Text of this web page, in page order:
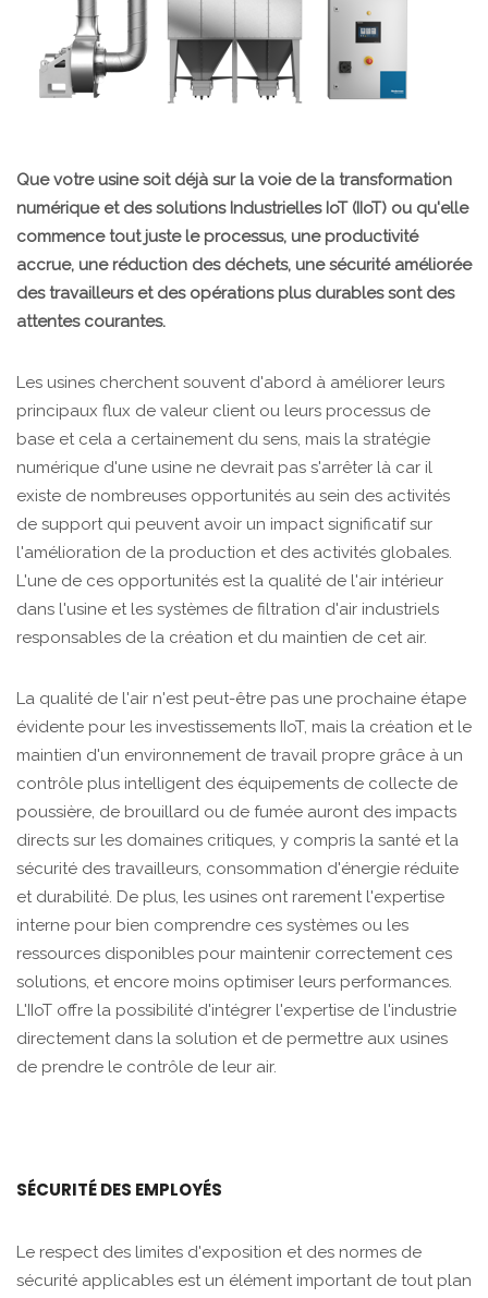
Que votre usine soit déjà sur la voie de la transformation
numérique et des solutions Industrielles IoT (IIoT) ou qu'elle
commence tout juste le processus, une productivité
accrue, une réduction des déchets, une sécurité améliorée
des travailleurs et des opérations plus durables sont des
attentes courantes.
Les usines cherchent souvent d'abord à améliorer leurs
principaux flux de valeur client ou leurs processus de
base et cela a certainement du sens, mais la stratégie
numérique d'une usine ne devrait pas s'arrêter là car il
existe de nombreuses opportunités au sein des activités
de support qui peuvent avoir un impact significatif sur
l'amélioration de la production et des activités globales.
L'une de ces opportunités est la qualité de l'air intérieur
dans l'usine et les systèmes de filtration d'air industriels
responsables de la création et du maintien de cet air.
La qualité de l'air n'est peut-être pas une prochaine étape
évidente pour les investissements IIoT, mais la création et le
maintien d'un environnement de travail propre grâce à un
contrôle plus intelligent des équipements de collecte de
poussière, de brouillard ou de fumée auront des impacts
directs sur les domaines critiques, y compris la santé et la
sécurité des travailleurs, consommation d'énergie réduite
et durabilité. De plus, les usines ont rarement l'expertise
interne pour bien comprendre ces systèmes ou les
ressources disponibles pour maintenir correctement ces
solutions, et encore moins optimiser leurs performances.
L'IIoT offre la possibilité d'intégrer l'expertise de l'industrie
directement dans la solution et de permettre aux usines
de prendre le contrôle de leur air.
SÉCURITÉ DES EMPLOYÉS
Le respect des limites d'exposition et des normes de
sécurité applicables est un élément important de tout plan